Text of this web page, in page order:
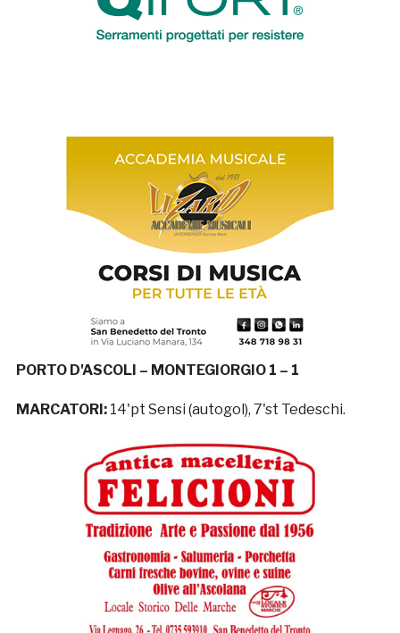
PORTO D'ASCOLI – MONTEGIORGIO 1 – 1
MARCATORI: 14'pt Sensi (autogol), 7'st Tedeschi.